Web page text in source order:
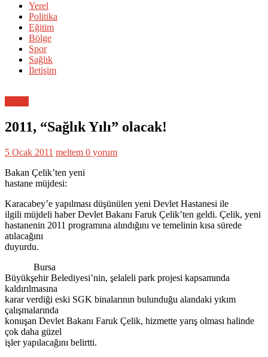
Yerel
Politika
Eğitim
Bölge
Spor
Sağlık
İletişim
2011, “Sağlık Yılı” olacak!
5 Ocak 2011 meltem 0 yorum
Bakan Çelik’ten yeni
hastane müjdesi:
Karacabey’e yapılması düşünülen yeni Devlet Hastanesi ile
ilgili müjdeli haber Devlet Bakanı Faruk Çelik’ten geldi. Çelik, yeni
hastanenin 2011 programına alındığını ve temelinin kısa sürede
atılacağını
duyurdu.
Bursa
Büyükşehir Belediyesi’nin, şelaleli park projesi kapsamında
kaldırılmasına
karar verdiği eski SGK binalarının bulunduğu alandaki yıkım
çalışmalarında
konuşan Devlet Bakanı Faruk Çelik, hizmette yarış olması halinde
çok daha güzel
işler yapılacağını belirtti.